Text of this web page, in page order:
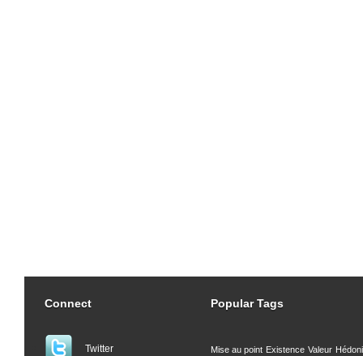
Connect
Twitter
Popular Tags
Mise au point Existence Valeur